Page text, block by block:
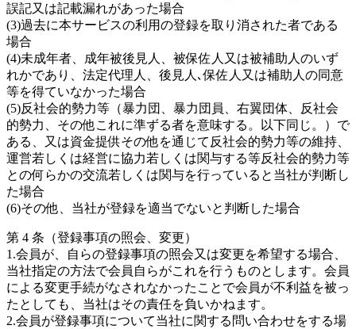
誤記又は記載漏れがあった場合
(3)過去に本サービスの利用の登録を取り消された者である
場合
(4)未成年者、成年被後見人、被保佐人又は被補助人のいず
れかであり、法定代理人、後見人､保佐人又は補助人の同意
等を得ていなかった場合
(5)反社会的勢力等（暴力団、暴力団員、右翼団体、反社会
的勢力、その他これに準ずる者を意味する。以下同じ。）で
ある、又は資金提供その他を通じて反社会的勢力等の維持、
運営若しくは経営に協力若しくは関与する等反社会的勢力等
との何らかの交流若しくは関与を行っていると当社が判断し
た場合
(6)その他、当社が登録を適当でないと判断した場合
第 4 条（登録事項の照会、変更）
1.会員が、自らの登録事項の照会又は変更を希望する場合、
当社指定の方法で会員自らがこれを行うものとします。会員
による変更手続がなされなかったことで会員が不利益を被っ
たとしても、当社はその責任を負いかねます。
2.会員が登録事項について当社に関する問い合わせをする場